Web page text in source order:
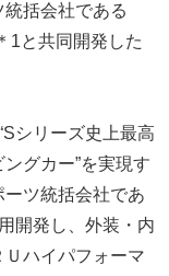
括会社である
1と共同開発した
シリーズ史上最高
グカー”を実現す
ツ統括会社であ
開発し、外装・内
ハイパフォーマ